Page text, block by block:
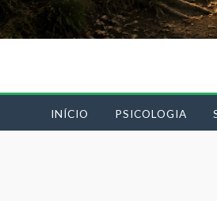
INÍCIO PSICOLOGIA